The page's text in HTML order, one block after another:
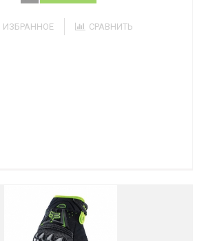
ИЗБРАННОЕ СРАВНИТЬ